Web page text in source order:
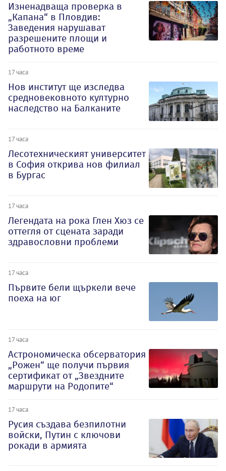
Изненадваща проверка в
„Капана“ в Пловдив:
Заведения нарушават
разрешените площи и
работното време
17 часа
Нов институт ще изследва
средновековното културно
наследство на Балканите
17 часа
Лесотехническият университет
в София открива нов филиал
в Бургас
17 часа
Легендата на рока Глен Хюз се
оттегля от сцената заради
здравословни проблеми
17 часа
Първите бели щъркели вече
поеха на юг
17 часа
Астрономическа обсерватория
„Рожен“ ще получи първия
сертификат от „Звездните
маршрути на Родопите“
17 часа
Русия създава безпилотни
войски, Путин с ключови
рокади в армията